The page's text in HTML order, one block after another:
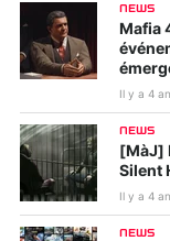
NEWS
Mafia
Il y a 4
NEWS
[MàJ]
Silent
Il y a 4
NEWS